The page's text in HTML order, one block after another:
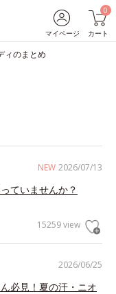
マイページ
0
カート
ィのまとめ
NEW 2026/07/13
ていませんか？
15259 view
2026/06/25
必見！夏の汗・ニオ